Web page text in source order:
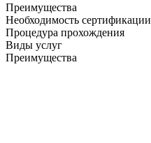
Преимущества
Необходимость сертификации
Процедура прохождения
Виды услуг
Преимущества